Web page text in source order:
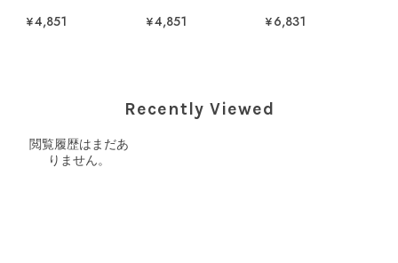
¥4,851 ¥4,851 ¥6,831
Recently Viewed
閲覧履歴はまだあ
りません。